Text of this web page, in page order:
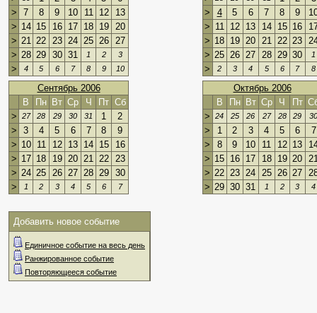
>
7 8 9 10 11 12
13
> 14 15 16 17 18 19
20
> 21 22 23 24 25 26
27
> 28 29 30 31 1 2 3
> 4 5 6 7 8 9 10
>
4 5 6 7 8 9
> 11 12 13 14 15 16
> 18 19 20 21 22 23
> 25 26 27 28 29 30 1
> 2 3 4 5 6 7 8
Сентябрь 2006
В
Пн Вт Ср Ч Пт Сб
>
27 28 29 30 31 1
2
>
3 4 5 6 7 8
9
> 10 11 12 13 14 15
16
> 17 18 19 20 21 22
23
> 24 25 26 27 28 29
30
>
1 2 3 4 5 6 7
Октябрь 2006
В
Пн Вт Ср Ч Пт
>
24 25 26 27 28 29 30
> 1 2 3 4 5 6
7
>
8 9 10 11 12 13
> 15 16 17 18 19 20
> 22 23 24 25 26 27
> 29 30 31 1 2 3 4
Добавить новое событие
Единичное событие на весь день
Ранжированное событие
Повторяющееся событие